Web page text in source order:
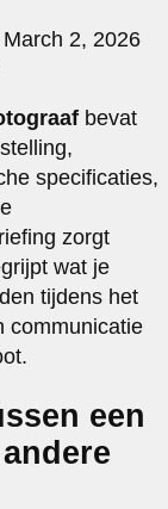
March 2, 2026
bevat
specificaties,
zorgt
wat je
tijdens het
communicatie
een